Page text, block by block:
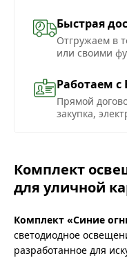
Быстрая
Отгружаем в
или своими
Работаем
Прямой
закупка,
Комплект
для уличной
Комплект «Синие
светодиодное
разработанное для